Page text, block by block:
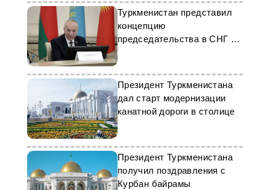
Туркменистан представил
концепцию
председательства в СНГ на
2026 год
Президент Туркменистана
дал старт модернизации
канатной дороги в столице
Президент Туркменистана
получил поздравления с
Курбан байрамы